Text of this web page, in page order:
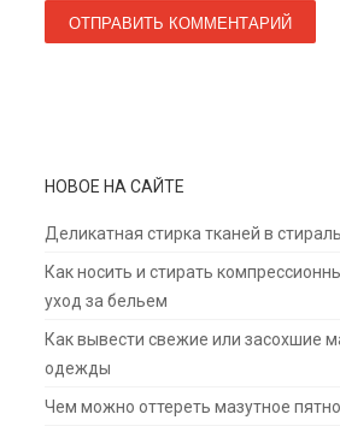
НОВОЕ НА САЙТЕ
Деликатная стирка тканей в
Как носить и стирать
уход за бельем
Как вывести свежие или засохшие
одежды
Чем можно оттереть мазутное пятно